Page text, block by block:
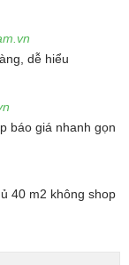
và virus
than hoạt
chóng
chi tiết
trong tầm tay
Xiaomi Mijia
dễ hiểu
báo giá nhanh gọn
40 m2 không shop